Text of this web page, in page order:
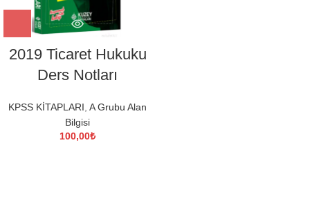
2019 Ticaret Hukuku
Ders Notları
KPSS KİTAPLARI A Grubu Alan
Bilgisi
100,00₺